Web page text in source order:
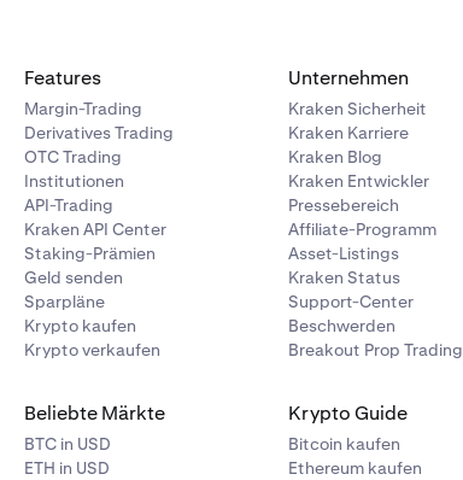
Features
Margin-Trading
Derivatives Trading
OTC Trading
Institutionen
API-Trading
Kraken API Center
Staking-Prämien
Geld senden
Sparpläne
Krypto kaufen
Krypto verkaufen
Unternehmen
Kraken Sicherheit
Kraken Karriere
Kraken Blog
Kraken Entwickler
Pressebereich
Affiliate-Programm
Asset-Listings
Kraken Status
Support-Center
Beschwerden
Breakout Prop Trading
Beliebte Märkte
BTC in USD
ETH in USD
Krypto Guide
Bitcoin kaufen
Ethereum kaufen